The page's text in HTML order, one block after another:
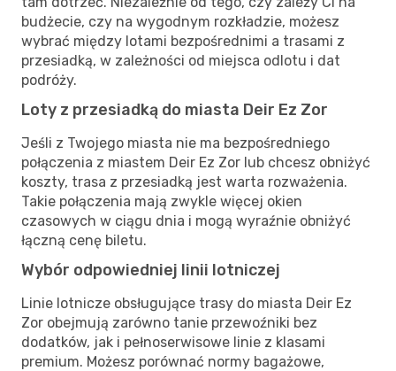
budżecie, czy na wygodnym rozkładzie, możesz
wybrać między lotami bezpośrednimi a trasami z
przesiadką, w zależności od miejsca odlotu i dat
podróży.
Loty z przesiadką do miasta Deir Ez Zor
Jeśli z Twojego miasta nie ma bezpośredniego
połączenia z miastem Deir Ez Zor lub chcesz obniżyć
koszty, trasa z przesiadką jest warta rozważenia.
Takie połączenia mają zwykle więcej okien
czasowych w ciągu dnia i mogą wyraźnie obniżyć
łączną cenę biletu.
Wybór odpowiedniej linii lotniczej
Linie lotnicze obsługujące trasy do miasta Deir Ez
Zor obejmują zarówno tanie przewoźniki bez
dodatków, jak i pełnoserwisowe linie z klasami
premium. Możesz porównać normy bagażowe,